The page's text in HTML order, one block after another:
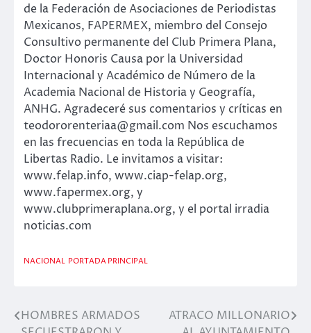
de la Federación de Asociaciones de Periodistas
Mexicanos, FAPERMEX, miembro del Consejo
Consultivo permanente del Club Primera Plana,
Doctor Honoris Causa por la Universidad
Internacional y Académico de Número de la
Academia Nacional de Historia y Geografía,
ANHG. Agradeceré sus comentarios y críticas en
teodororenteriaa@gmail.com Nos escuchamos
en las frecuencias en toda la República de
Libertas Radio. Le invitamos a visitar:
www.felap.info, www.ciap-felap.org,
www.fapermex.org, y
www.clubprimeraplana.org, y el portal irradia
noticias.com
NACIONAL PORTADA PRINCIPAL
Navegación
HOMBRES ARMADOS
ATRACO MILLONARIO